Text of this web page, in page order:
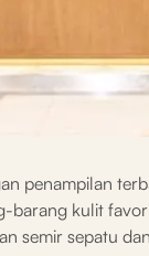
penampilan
kulit
semir sepatu